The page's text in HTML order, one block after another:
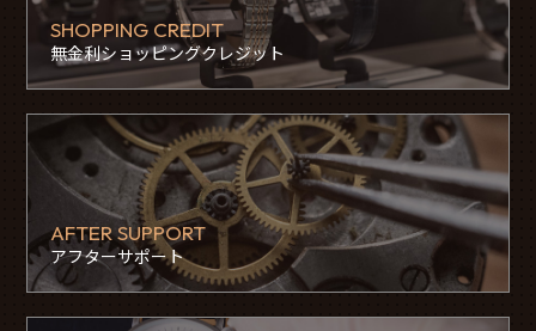
SHOPPING CREDIT
無金利ショッピングクレジット
AFTER SUPPORT
アフターサポート